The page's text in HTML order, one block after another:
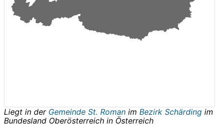
Liegt in der Gemeinde St. Roman im Bezirk Schärding im
Bundesland Oberösterreich in Österreich